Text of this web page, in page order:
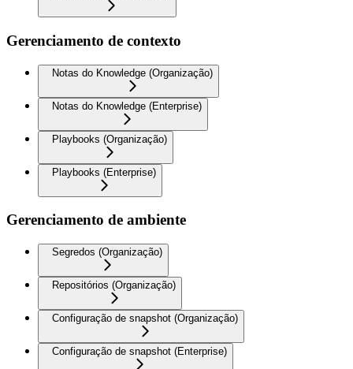
Gerenciamento de contexto
Notas do Knowledge (Organização)
Notas do Knowledge (Enterprise)
Playbooks (Organização)
Playbooks (Enterprise)
Gerenciamento de ambiente
Segredos (Organização)
Repositórios (Organização)
Configuração de snapshot (Organização)
Configuração de snapshot (Enterprise)